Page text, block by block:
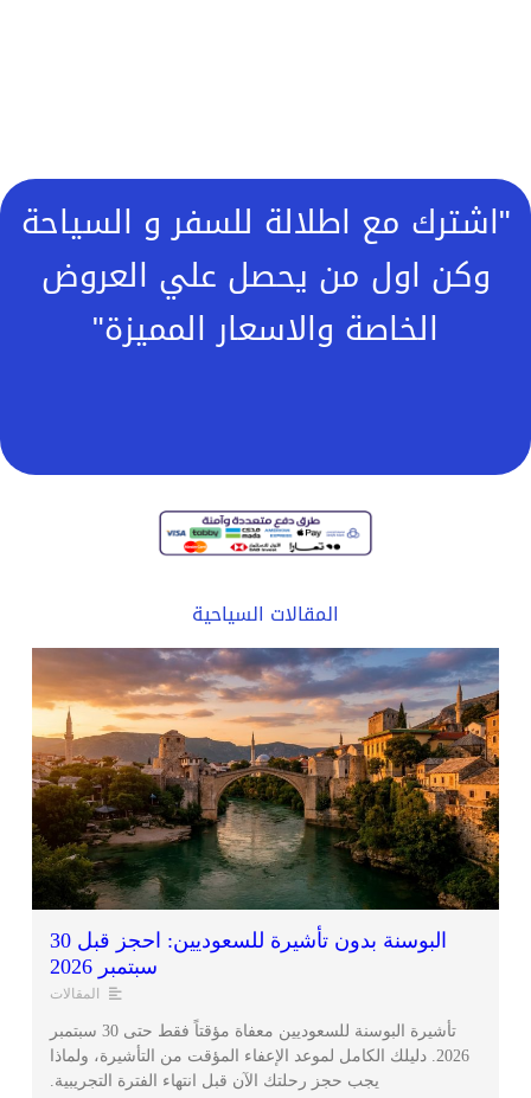
"اشترك مع اطلالة للسفر و السياحة
وكن اول من يحصل علي العروض
الخاصة والاسعار المميزة"
المقالات السياحية
البوسنة بدون تأشيرة للسعوديين: احجز قبل 30
سبتمبر 2026
المقالات
تأشيرة البوسنة للسعوديين معفاة مؤقتاً فقط حتى 30 سبتمبر
2026. دليلك الكامل لموعد الإعفاء المؤقت من التأشيرة، ولماذا
يجب حجز رحلتك الآن قبل انتهاء الفترة التجريبية.